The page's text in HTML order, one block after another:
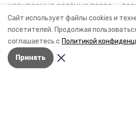
Сайт использует файлы cookies и
посетителей. Продолжая
соглашаетесь с Политикой
Принять
называемые зелёные пояса —
снижающие негативное
газов на атмосферу.
постоянно растущим потоком
каким воздухом дышат жители
корреспондент «Победы26».